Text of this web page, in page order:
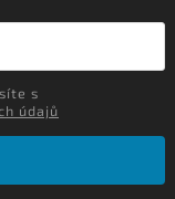
údajů